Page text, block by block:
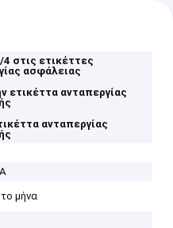
στις ετικέττες
ασφάλειας
ετικέττα ανταπεργίας
ανταπεργίας
μήνα